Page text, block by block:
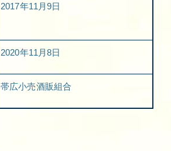
2017年11月9日
2020年11月8日
帯広小売酒販組合